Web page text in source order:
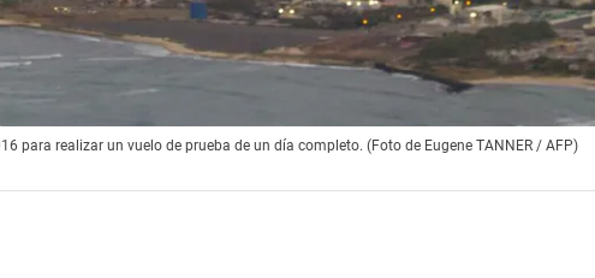
para realizar un vuelo de prueba de un día completo. (Foto de Eugene TANNER / AFP)